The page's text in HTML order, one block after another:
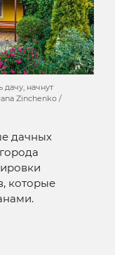
начнут
Zinchenko /
дачных
которые